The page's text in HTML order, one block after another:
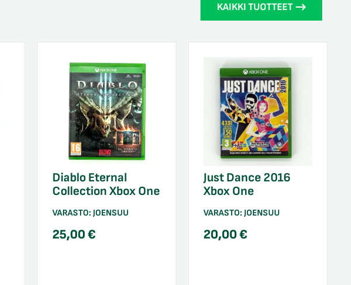
KAIKKI TUOTTEET
Diablo Eternal
Collection Xbox One
VARASTO:JOENSUU
25,00€
Just Dance 2016
Xbox One
VARASTO:JOENSUU
20,00€